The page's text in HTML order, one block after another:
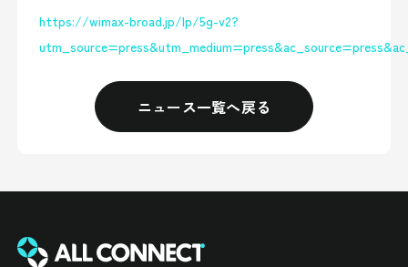
https://wimax-broad.jp/lp/5g-v2?
ニュース一覧へ戻る